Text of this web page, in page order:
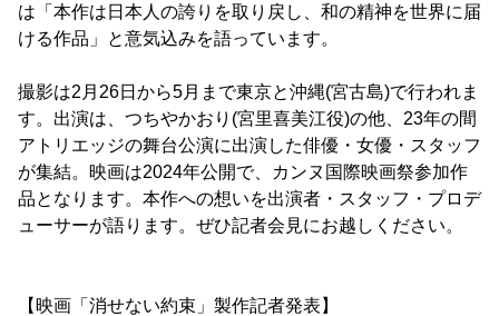
は「本作は日本人の誇りを取り戻し、和の精神を世界に届
ける作品」と意気込みを語っています。
撮影は2月26日から5月まで東京と沖縄(宮古島)で行われま
す。出演は、つちやかおり(宮里喜美江役)の他、23年の間
アトリエッジの舞台公演に出演した俳優・女優・スタッフ
が集結。映画は2024年公開で、カンヌ国際映画祭参加作
品となります。本作への想いを出演者・スタッフ・プロデ
ューサーが語ります。ぜひ記者会見にお越しください。
【映画「消せない約束」製作記者発表】